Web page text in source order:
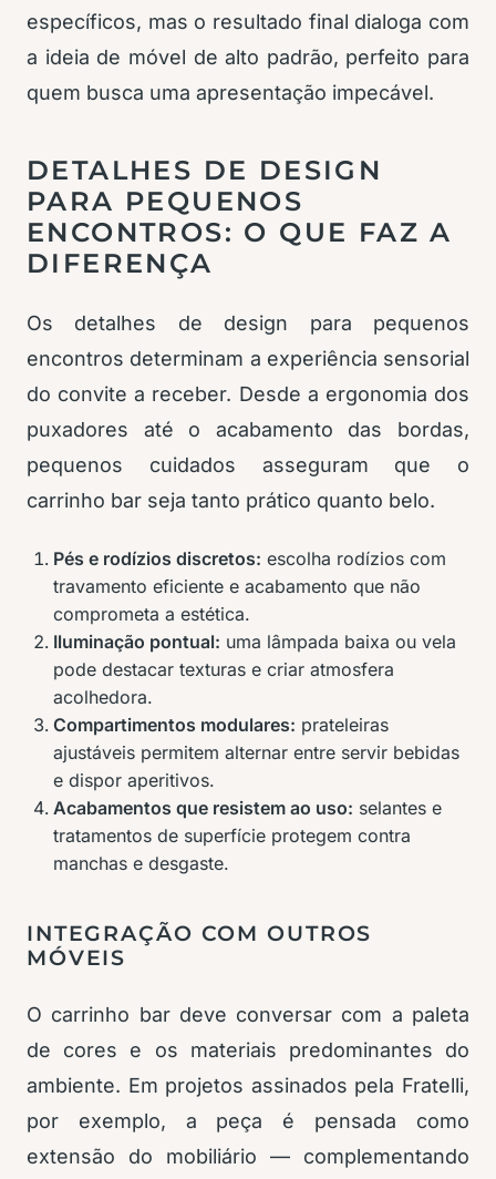
específicos, mas o resultado final dialoga com
a ideia de móvel de alto padrão, perfeito para
quem busca uma apresentação impecável.
DETALHES DE DESIGN
PARA PEQUENOS
ENCONTROS: O QUE FAZ A
DIFERENÇA
Os detalhes de design para pequenos
encontros determinam a experiência sensorial
do convite a receber. Desde a ergonomia dos
puxadores até o acabamento das bordas,
pequenos cuidados asseguram que o
carrinho bar seja tanto prático quanto belo.
Pés e rodízios discretos: escolha rodízios com
travamento eficiente e acabamento que não
comprometa a estética.
Iluminação pontual: uma lâmpada baixa ou vela
pode destacar texturas e criar atmosfera
acolhedora.
Compartimentos modulares: prateleiras
ajustáveis permitem alternar entre servir bebidas
e dispor aperitivos.
Acabamentos que resistem ao uso: selantes e
tratamentos de superfície protegem contra
manchas e desgaste.
INTEGRAÇÃO COM OUTROS
MÓVEIS
O carrinho bar deve conversar com a paleta
de cores e os materiais predominantes do
ambiente. Em projetos assinados pela Fratelli,
por exemplo, a peça é pensada como
extensão do mobiliário — complementando